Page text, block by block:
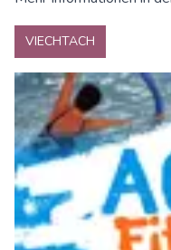
VIECHTACH